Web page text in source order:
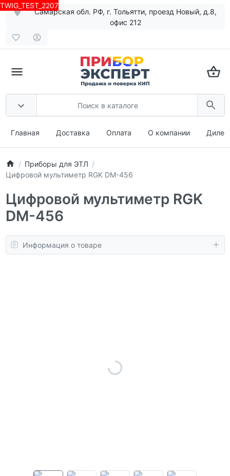
Самарская обл. РФ, г. Тольятти, проезд Новый, д.8,
офис 212
Главная Доставка Оплата О компании
TWIG_TEST_2207
Приборы для ЭТЛ
Цифровой мультиметр RGK DM-456
Цифровой мультиметр RGK
DM-456
Информация о товаре